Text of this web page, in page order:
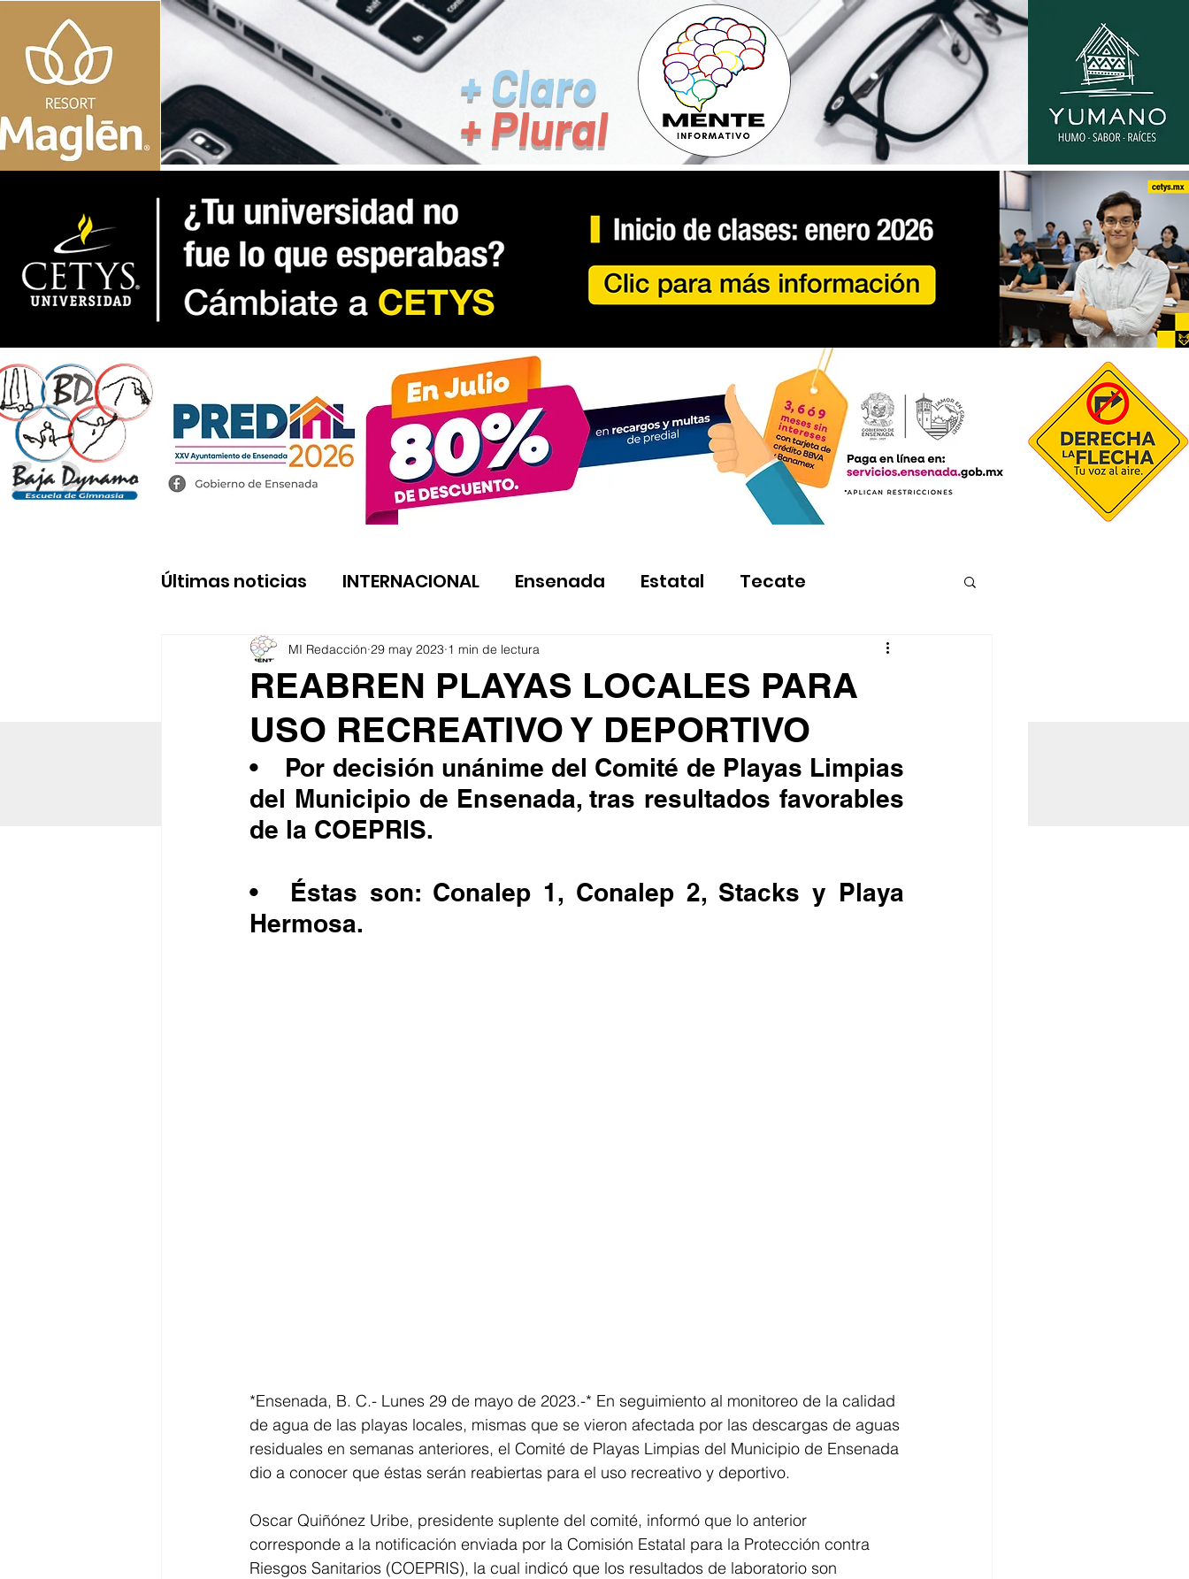
+ Claro
+ Plural
Últimas noticias INTERNACIONAL Ensenada Estatal Tecate
REABREN PLAYAS LOCALES PARA
USO RECREATIVO Y DEPORTIVO
MI Redacción 29 may 2023 1 min de lectura
•	Por decisión unánime del Comité de Playas Limpias
del Municipio de Ensenada, tras resultados favorables
de la COEPRIS.
•	Éstas son: Conalep 1, Conalep 2, Stacks y Playa
Hermosa.
*Ensenada, B. C.- Lunes 29 de mayo de 2023.-* En seguimiento al monitoreo de la calidad
de agua de las playas locales, mismas que se vieron afectada por las descargas de aguas
residuales en semanas anteriores, el Comité de Playas Limpias del Municipio de Ensenada
dio a conocer que éstas serán reabiertas para el uso recreativo y deportivo.
Oscar Quiñónez Uribe, presidente suplente del comité, informó que lo anterior
corresponde a la notificación enviada por la Comisión Estatal para la Protección contra
Riesgos Sanitarios (COEPRIS), la cual indicó que los resultados de laboratorio son